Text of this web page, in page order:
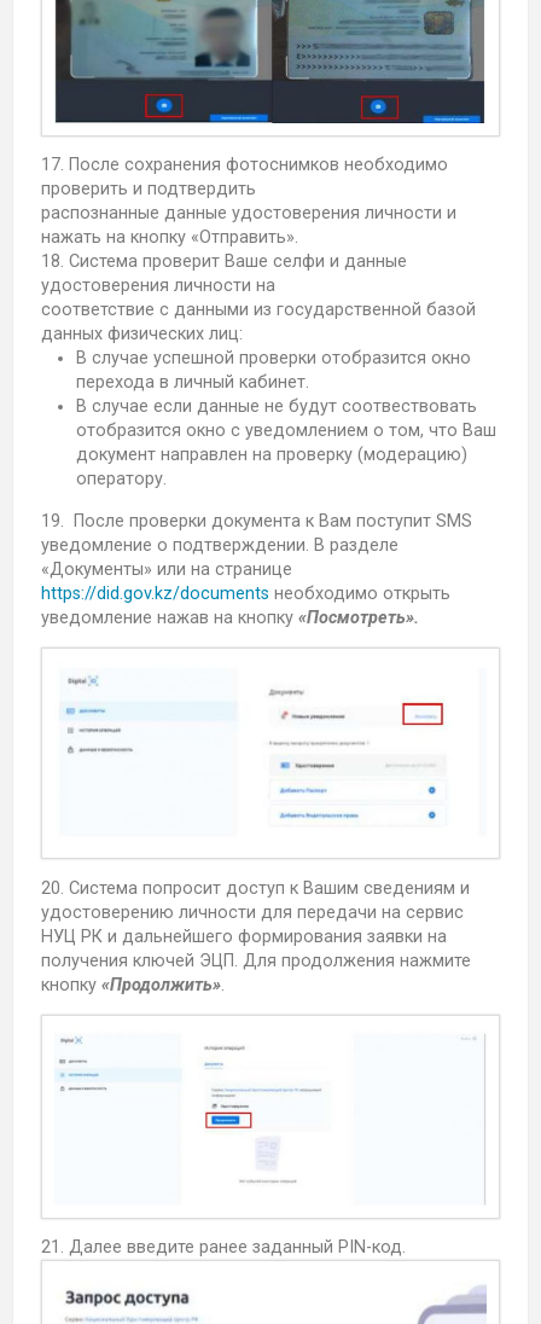
17. После сохранения фотоснимков необходимо
проверить и подтвердить
распознанные данные удостоверения личности и
нажать на кнопку «Отправить».
18. Система проверит Ваше селфи и данные
удостоверения личности на
соответствие с данными из государственной базой
данных физических лиц:
В случае успешной проверки отобразится окно
перехода в личный кабинет.
В случае если данные не будут соотвествовать
отобразится окно с уведомлением о том, что Ваш
документ направлен на проверку (модерацию)
оператору.
19. После проверки документа к Вам поступит SMS
уведомление о подтверждении. В разделе
«Документы» или на странице
https://did.gov.kz/documents необходимо открыть
уведомление нажав на кнопку «Посмотреть».
20. Система попросит доступ к Вашим сведениям и
удостоверению личности для передачи на сервис
НУЦ РК и дальнейшего формирования заявки на
получения ключей ЭЦП. Для продолжения нажмите
кнопку «Продолжить».
21. Далее введите ранее заданный PIN-код.